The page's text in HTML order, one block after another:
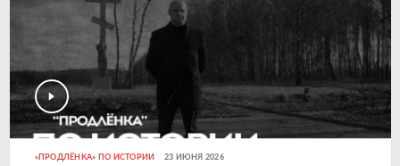
«ПРОДЛЁНКА» ПО ИСТОРИИ 23 ИЮНЯ 2026